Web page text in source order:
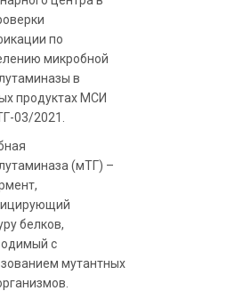
по
микробной
в
продуктах МСИ
03/2021.
(мТГ) –
белков,
с
мутантных